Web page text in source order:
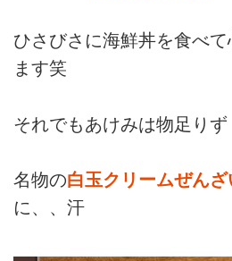
ひさびさに海鮮丼を食べ
ます笑
それでもあけみは物足りず
名物の白玉クリームぜんざ
に、、汗